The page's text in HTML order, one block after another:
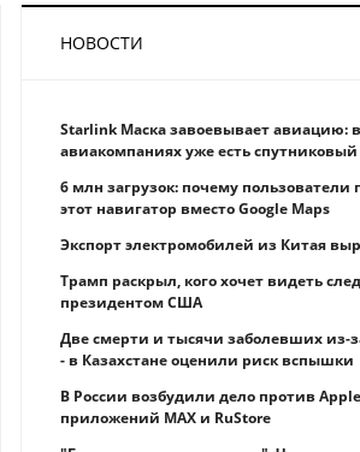
НОВОСТИ
Starlink Маска завоевывает авиацию:
авиакомпаниях уже есть спутниковый
6 млн загрузок: почему пользователи
этот навигатор вместо Google Maps
Экспорт электромобилей из Китая
Трамп раскрыл, кого хочет видеть
президентом США
Две смерти и тысячи заболевших из-
- в Казахстане оценили риск вспышки
В России возбудили дело против
приложений MAX и RuStore